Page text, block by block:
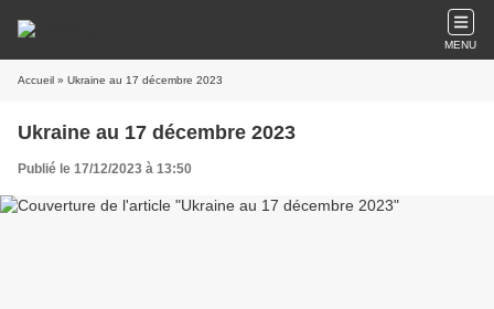
MENU
Accueil » Ukraine au 17 décembre 2023
Ukraine au 17 décembre 2023
Publié le 17/12/2023 à 13:50